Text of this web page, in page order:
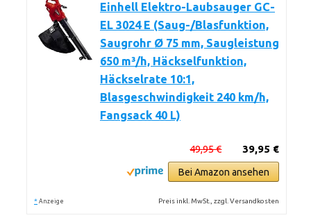
Einhell Elektro-Laubsauger GC-
EL 3024 E (Saug-/Blasfunktion,
Saugrohr Ø 75 mm, Saugleistung
650 m³/h, Häckselfunktion,
Häckselrate 10:1,
Blasgeschwindigkeit 240 km/h,
Fangsack 40 L)
39,95 €
49,95 €
Bei Amazon ansehen
* Anzeige Preis inkl. MwSt., zzgl. Versandkosten